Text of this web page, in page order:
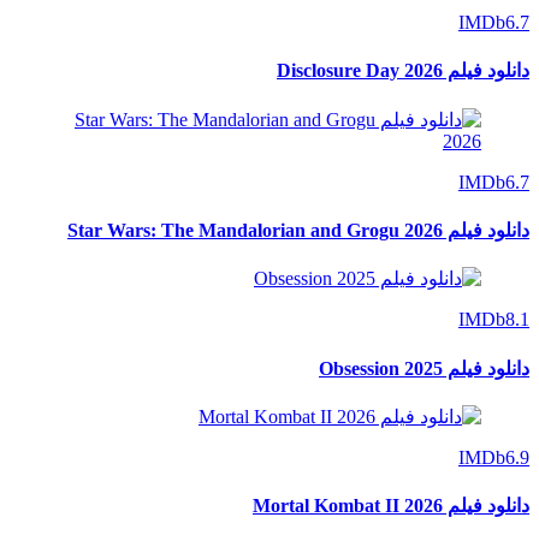
IMDb6.7
دانلود فیلم Disclosure Day 2026
IMDb6.7
دانلود فیلم Star Wars: The Mandalorian and Grogu 2026
IMDb8.1
دانلود فیلم Obsession 2025
IMDb6.9
دانلود فیلم Mortal Kombat II 2026